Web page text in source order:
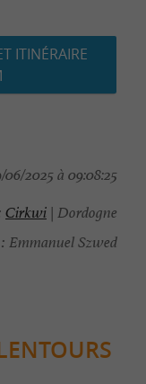
ITINÉRAIRE
06/2025 à 09:08:25
Cirkwi | Dordogne
Emmanuel Szwed